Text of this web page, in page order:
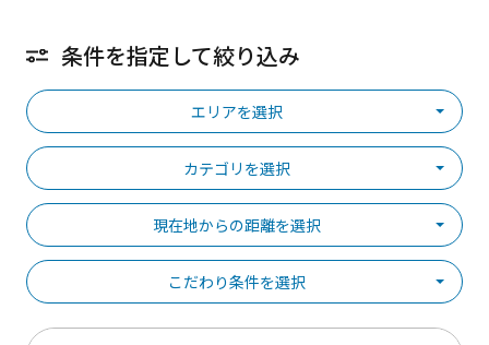
条件を指定して絞り込み
エリアを選択
カテゴリを選択
現在地からの距離を選択
こだわり条件を選択